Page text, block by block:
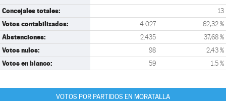
Concejales totales: 13
Votos contabilizados: 4.027 62,32 %
Abstenciones: 2.435 37,68 %
Votos nulos: 98 2,43 %
Votos en blanco: 59 1,5 %
VOTOS POR PARTIDOS EN MORATALLA